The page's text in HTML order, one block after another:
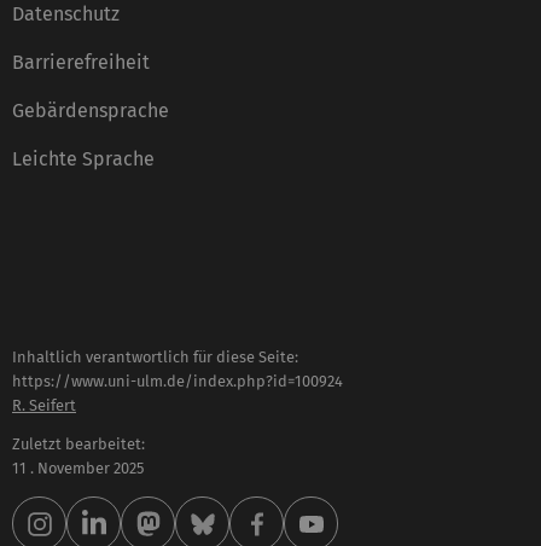
Datenschutz
Barrierefreiheit
Gebärdensprache
Leichte Sprache
Inhaltlich verantwortlich für diese Seite:
https://www.uni-ulm.de/index.php?id=100924
R. Seifert
Zuletzt bearbeitet:
11 . November 2025